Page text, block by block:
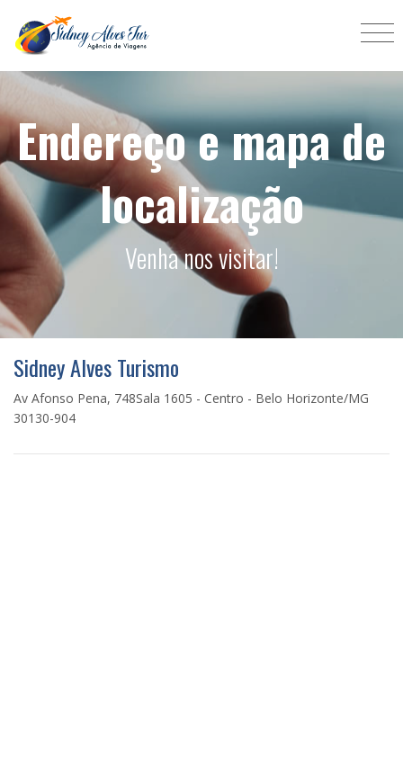
Endereço e mapa de
localização
Venha nos visitar!
Sidney Alves Turismo
Av Afonso Pena, 748Sala 1605 - Centro - Belo Horizonte/MG
30130-904